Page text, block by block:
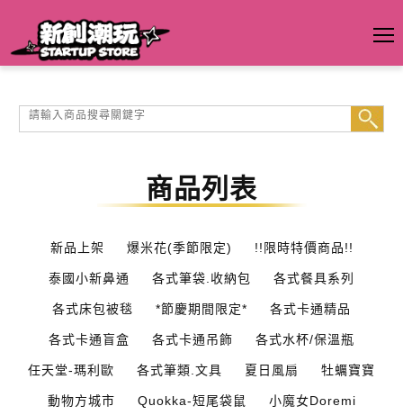
商品列表
新品上架 爆米花(季節限定) !!限時特價商品!!
泰國小新鼻通 各式筆袋.收納包 各式餐具系列
各式床包被毯 *節慶期間限定* 各式卡通精品
各式卡通盲盒 各式卡通吊飾 各式水杯/保溫瓶
任天堂-瑪利歐 各式筆類.文具 夏日風扇 牡蠣寶寶
動物方城市 Quokka-短尾袋鼠 小魔女Doremi